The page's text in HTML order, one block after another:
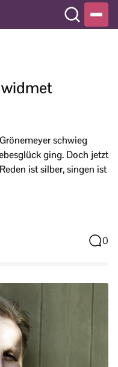
schwieg
ging. Doch jetzt
ist silber, singen ist
0